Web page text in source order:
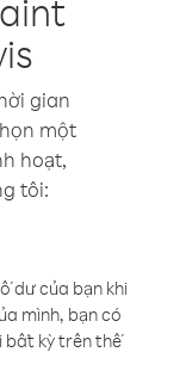
gian
một
hoạt,
tôi:
dư của bạn khi
mình, bạn có
bất kỳ trên thế